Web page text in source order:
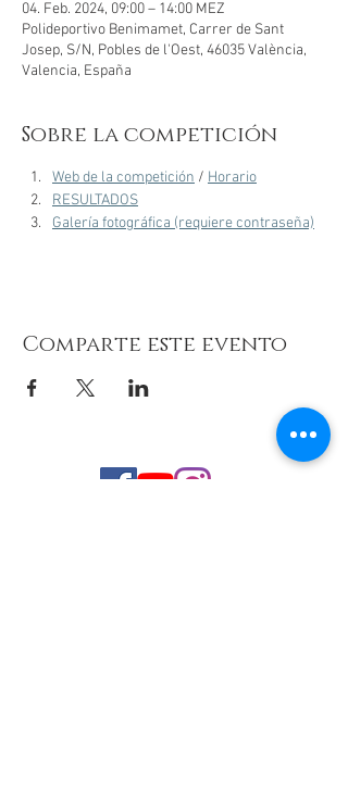
04. Feb. 2024, 09:00 – 14:00 MEZ
Polideportivo Benimamet, Carrer de Sant
Josep, S/N, Pobles de l'Oest, 46035 València,
Valencia, España
Sobre la competición
Web de la competición / Horario
RESULTADOS
Galería fotográfica (requiere contraseña)
Comparte este evento